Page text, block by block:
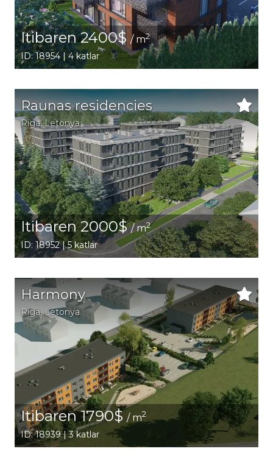
Itibaren 2400$ / m2
ID: 18954 | 4 katlar
Raunas residencies
Riga, Letonya
Itibaren 2000$/ m2
ID: 18952 | 5 katlar
Harmony
Riga, Letonya
Itibaren 1790$ / m2
ID: 18939 | 3 katlar